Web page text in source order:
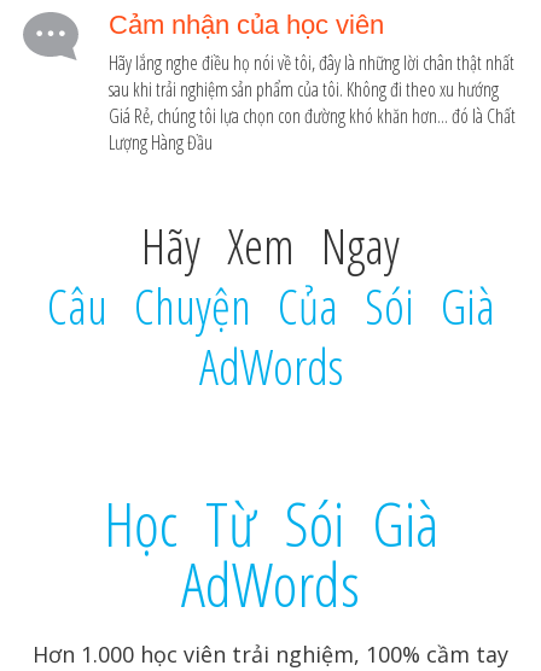
Cảm nhận của học viên
Hãy lắng nghe điều họ nói về tôi, đây là những lời chân thật nhất
sau khi trải nghiệm sản phẩm của tôi. Không đi theo xu hướng
Giá Rẻ, chúng tôi lựa chọn con đường khó khăn hơn... đó là Chất
Lượng Hàng Đầu
Hãy Xem Ngay
Câu Chuyện Của Sói Già
AdWords
Học Từ Sói Già
AdWords
Hơn 1.000 học viên trải nghiệm, 100% cầm tay